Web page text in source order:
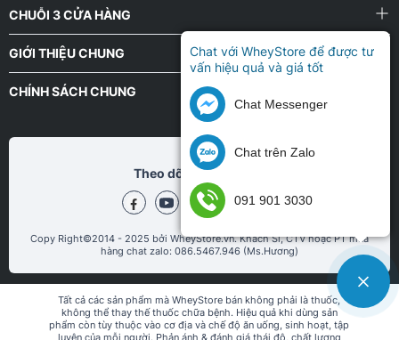
CHUỖI 3 CỬA HÀNG
GIỚI THIỆU CHUNG
CHÍNH SÁCH CHUNG
Theo dõi chũng tôi tại
Copy Right©2014 - 2025 bởi WheyStore.vn. Khách Sỉ, CTV hoặc PT mua
hàng chat zalo: 086.5467.946 (Ms.Hương)
Tất cả các sản phẩm mà WheyStore bán không phải là thuốc,
không thể thay thế thuốc chữa bệnh. Hiệu quả khi dùng sản
phẩm còn tùy thuộc vào cơ địa và chế độ ăn uống, sinh hoạt, tập
luyện của mỗi người. Phản ánh & đánh giá thái độ, chất lượng
Chat với WheyStore để được tư
vấn hiệu quả và giá tốt
Chat Messenger
Chat trên Zalo
091 901 3030